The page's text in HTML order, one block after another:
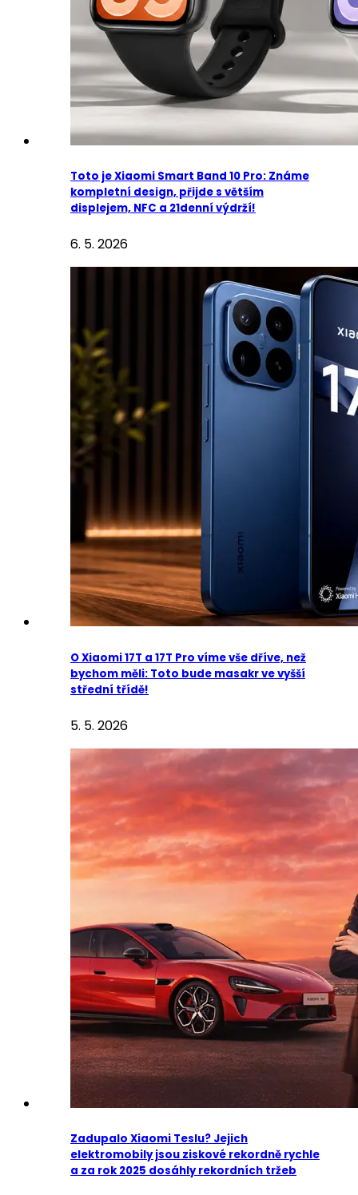
Toto je Xiaomi Smart Band 10 Pro: Známe
kompletní design, přijde s větším
displejem, NFC a 21denní výdrží!
6. 5. 2026
O Xiaomi 17T a 17T Pro víme vše dříve, než
bychom měli: Toto bude masakr ve vyšší
střední třídě!
5. 5. 2026
Zadupalo Xiaomi Teslu? Jejich
elektromobily jsou ziskové rekordně rychle
a za rok 2025 dosáhly rekordních tržeb